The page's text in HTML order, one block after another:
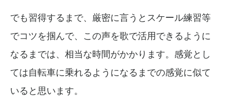
でも習得するまで、厳密に言うとスケール練習等
でコツを掴んで、この声を歌で活用できるように
なるまでは、相当な時間がかかります。感覚とし
ては自転車に乗れるようになるまでの感覚に似て
いると思います。